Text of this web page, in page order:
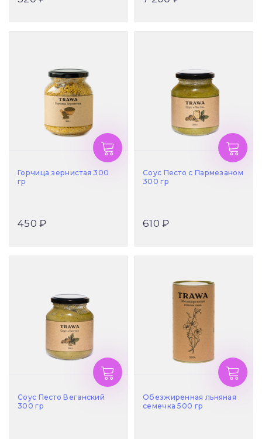
Горчица зернистая 300
гр
450 ₽
Соус Песто с Пармезаном
300 гр
610 ₽
Соус Песто Веганский
300 гр
Обезжиренная льняная
семечка 500 гр